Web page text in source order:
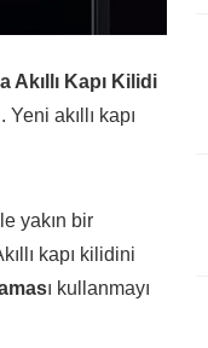
Akıllı Kapı Kilidi
akıllı kapı
yakın bir
kapı kilidini
ı kullanmayı